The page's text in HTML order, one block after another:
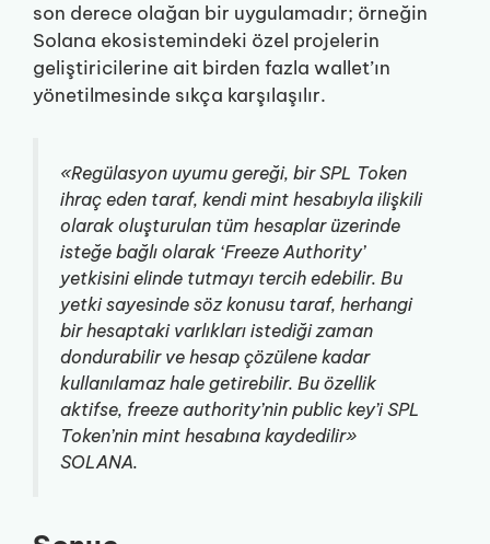
son derece olağan bir uygulamadır; örneğin
Solana ekosistemindeki özel projelerin
geliştiricilerine ait birden fazla wallet’ın
yönetilmesinde sıkça karşılaşılır.
«Regülasyon uyumu gereği, bir SPL Token
ihraç eden taraf, kendi mint hesabıyla ilişkili
olarak oluşturulan tüm hesaplar üzerinde
isteğe bağlı olarak ‘Freeze Authority’
yetkisini elinde tutmayı tercih edebilir. Bu
yetki sayesinde söz konusu taraf, herhangi
bir hesaptaki varlıkları istediği zaman
dondurabilir ve hesap çözülene kadar
kullanılamaz hale getirebilir. Bu özellik
aktifse, freeze authority’nin public key’i SPL
Token’nin mint hesabına kaydedilir»
SOLANA.